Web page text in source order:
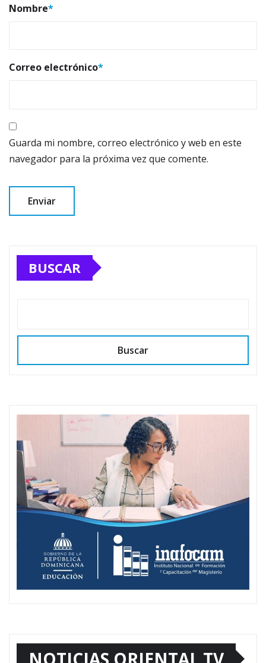
Nombre*
Correo electrónico*
Guarda mi nombre, correo electrónico y web en este
navegador para la próxima vez que comente.
BUSCAR
Buscar